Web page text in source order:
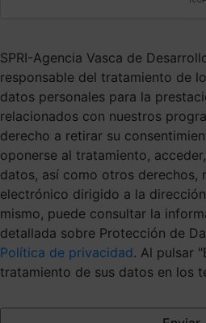
SPRI-Agencia Vasca de
responsable del tratamiento de
datos personales para la
relacionados con nuestros
derecho a retirar su
oponerse al tratamiento,
datos, así como otros derechos,
electrónico dirigido a la dirección
mismo, puede consultar la
detallada sobre Protección de
Política de privacidad. Al pulsar
tratamiento de sus datos en los